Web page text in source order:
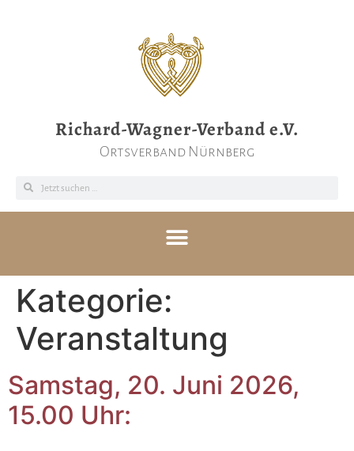
Richard-Wagner-Verband e.V.
Ortsverband Nürnberg
Kategorie:
Veranstaltung
Samstag, 20. Juni 2026,
15.00 Uhr: